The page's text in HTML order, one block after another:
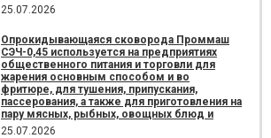
25.07.2026
Опрокидывающаяся сковорода Проммаш
СЭЧ-0,45 используется на предприятиях
общественного питания и торговли для
жарения основным способом и во
фритюре, для тушения, припускания,
пассерования, а также для приготовления на
пару мясных, рыбных, овощных блюд и
25.07.2026